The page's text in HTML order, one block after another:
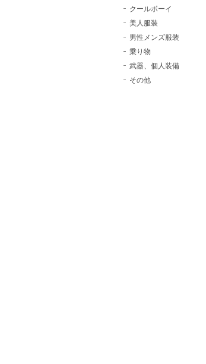
クールボーイ
美人服装
男性メンズ服装
乗り物
武器、個人装備
その他